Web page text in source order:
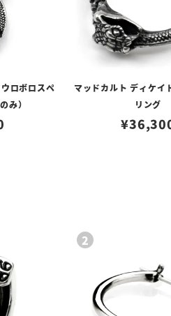
ロボロスペ
み）
マッドカルト ディケイ
リング
¥